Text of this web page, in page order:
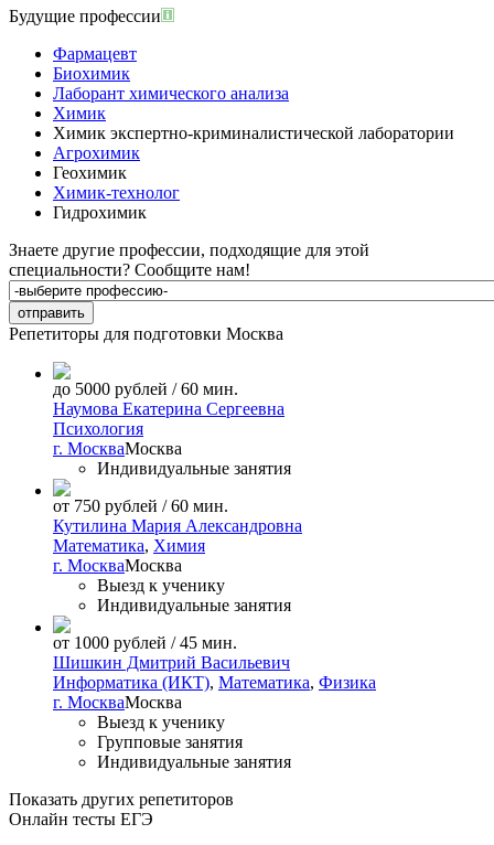
Будущие профессии
Фармацевт
Биохимик
Лаборант химического анализа
Химик
Химик экспертно-криминалистической лаборатории
Агрохимик
Геохимик
Химик-технолог
Гидрохимик
Знаете другие профессии, подходящие для этой
специальности? Сообщите нам!
Репетиторы для подготовки Москва
до 5000 рублей / 60 мин.
Наумова Екатерина Сергеевна
Психология
г. МоскваМосква
Индивидуальные занятия
от 750 рублей / 60 мин.
Кутилина Мария Александровна
Математика, Химия
г. МоскваМосква
Выезд к ученику
Индивидуальные занятия
от 1000 рублей / 45 мин.
Шишкин Дмитрий Васильевич
Информатика (ИКТ), Математика, Физика
г. МоскваМосква
Выезд к ученику
Групповые занятия
Индивидуальные занятия
Показать других репетиторов
Онлайн тесты ЕГЭ